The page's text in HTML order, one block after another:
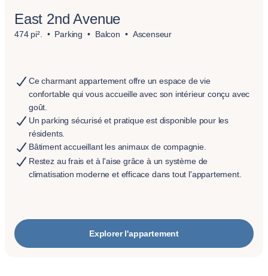
East 2nd Avenue
474 pi². Parking Balcon Ascenseur
Ce charmant appartement offre un espace de vie
confortable qui vous accueille avec son intérieur conçu avec
goût.
Un parking sécurisé et pratique est disponible pour les
résidents.
Bâtiment accueillant les animaux de compagnie.
Restez au frais et à l'aise grâce à un système de
climatisation moderne et efficace dans tout l'appartement.
Explorer l'appartement